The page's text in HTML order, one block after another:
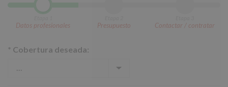
Datos profesionales Presupuesto Contactar / contratar
* Cobertura deseada: